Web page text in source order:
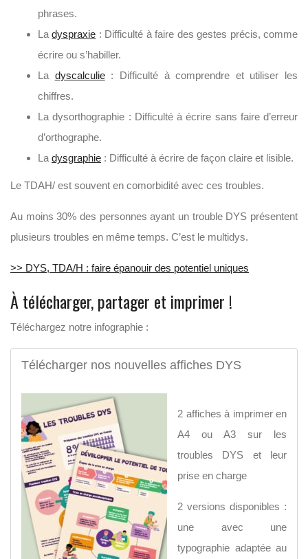
phrases.
Ladyspraxie : Difficulté à faire des gestes précis, comme
écrire ou s’habiller.
La dyscalculie: Difficulté à comprendre et utiliser les
chiffres.
La dysorthographie : Difficulté à écrire sans faire d’erreur
d’orthographe.
Ladysgraphie : Difficulté à écrire de façon claire et lisible.
Le TDAH/ est souvent en comorbidité avec ces troubles.
Au moins 30% des personnes ayant un trouble DYS présentent
plusieurs troubles en même temps. C’est le multidys.
>> DYS, TDA/H : faire épanouir des potentiel uniques
À télécharger, partager et imprimer !
Téléchargez notre infographie :
Télécharger nos nouvelles affiches DYS
2 affiches à imprimer en
A4 ou A3 sur les
troubles DYS et leur
prise en charge
2 versions disponibles :
une avec une
typographie adaptée au